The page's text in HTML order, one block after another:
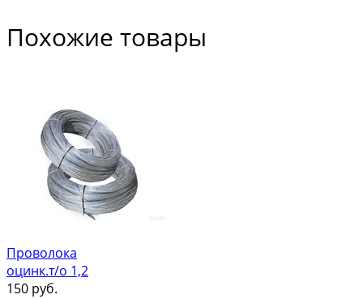
Похожие товары
Проволока
оцинк.т/о 1,2
150 руб.